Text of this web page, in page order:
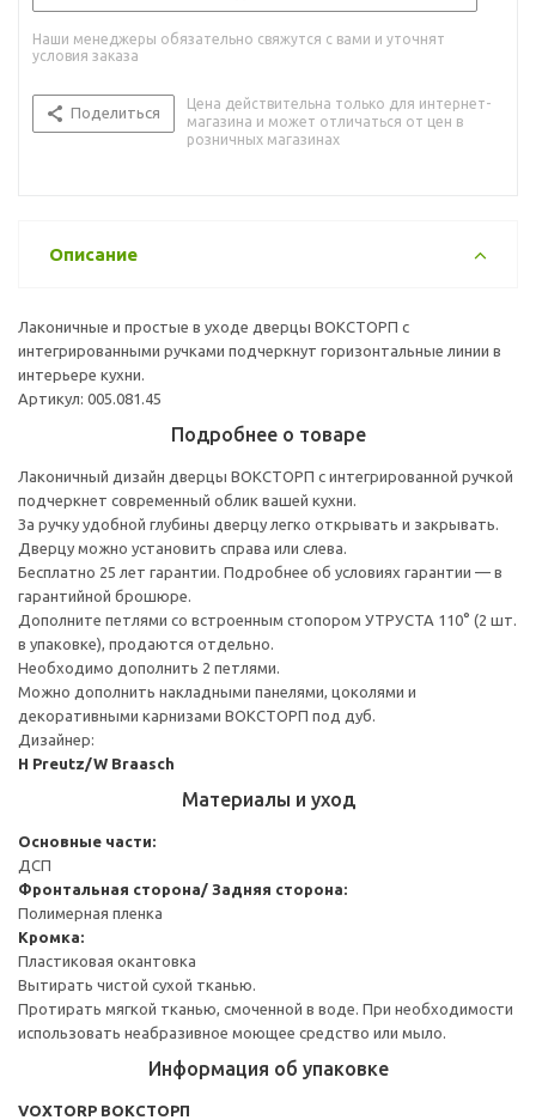
Наши менеджеры обязательно свяжутся с вами и уточнят
условия заказа
Поделиться
Цена действительна только для интернет-
магазина и может отличаться от цен в
розничных магазинах
Описание
Лаконичные и простые в уходе дверцы ВОКСТОРП с
интегрированными ручками подчеркнут горизонтальные линии в
интерьере кухни.
Артикул: 005.081.45
Подробнее о товаре
Лаконичный дизайн дверцы ВОКСТОРП с интегрированной ручкой
подчеркнет современный облик вашей кухни.
За ручку удобной глубины дверцу легко открывать и закрывать.
Дверцу можно установить справа или слева.
Бесплатно 25 лет гарантии. Подробнее об условиях гарантии — в
гарантийной брошюре.
Дополните петлями со встроенным стопором УТРУСТА 110° (2 шт.
в упаковке), продаются отдельно.
Необходимо дополнить 2 петлями.
Можно дополнить накладными панелями, цоколями и
декоративными карнизами ВОКСТОРП под дуб.
Дизайнер:
H Preutz/W Braasch
Материалы и уход
Основные части:
ДСП
Фронтальная сторона/ Задняя сторона:
Полимерная пленка
Кромка:
Пластиковая окантовка
Вытирать чистой сухой тканью.
Протирать мягкой тканью, смоченной в воде. При необходимости
использовать неабразивное моющее средство или мыло.
Информация об упаковке
VOXTORP ВОКСТОРП